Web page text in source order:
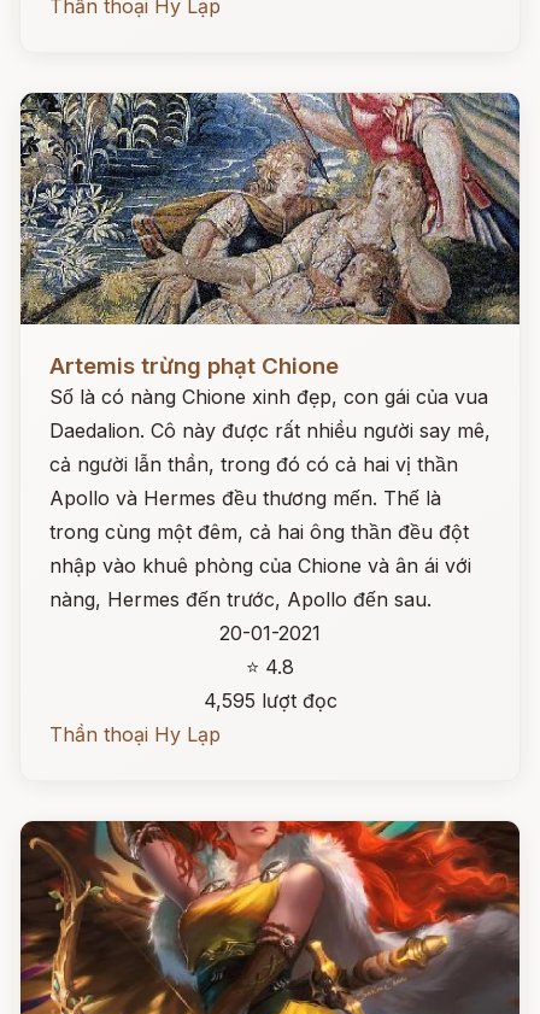
Thần thoại Hy Lạp
Artemis trừng phạt Chione
Số là có nàng Chione xinh đẹp, con gái của vua
Daedalion. Cô này được rất nhiều người say mê,
cả người lẫn thần, trong đó có cả hai vị thần
Apollo và Hermes đều thương mến. Thế là
trong cùng một đêm, cả hai ông thần đều đột
nhập vào khuê phòng của Chione và ân ái với
nàng, Hermes đến trước, Apollo đến sau.
20-01-2021
⭐ 4.8
4,595 lượt đọc
Thần thoại Hy Lạp